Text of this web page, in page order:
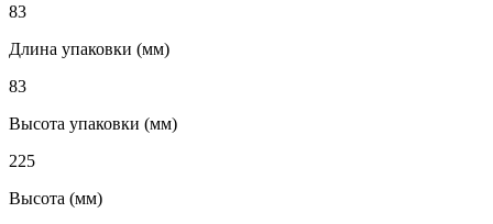
83
Длина упаковки (мм)
83
Высота упаковки (мм)
225
Высота (мм)